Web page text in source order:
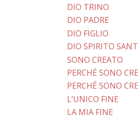
DIO TRINO
DIO PADRE
DIO FIGLIO
DIO SPIRITO
SONO CREATO
PERCHÉ SONO
PERCHÉ SONO
L’UNICO FINE
LA MIA FINE